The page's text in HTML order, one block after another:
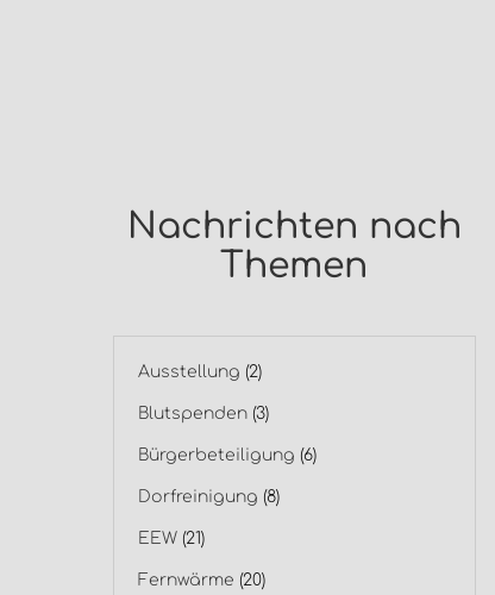
Nachrichten nach
Themen
Ausstellung (2)
Blutspenden(3)
Bürgerbeteiligung (6)
Dorfreinigung (8)
EEW(21)
Fernwärme (20)